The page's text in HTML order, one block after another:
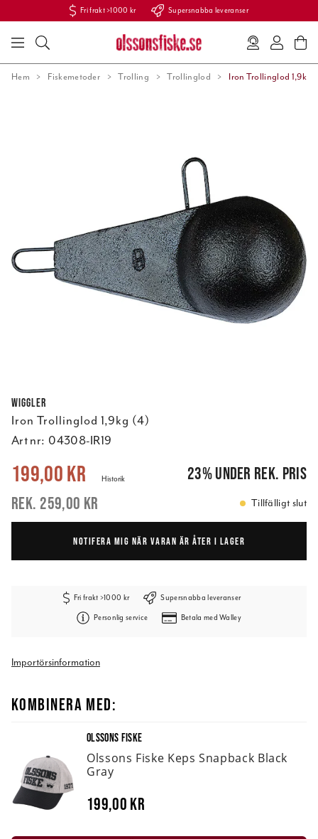
Fri frakt >1000 kr Supersnabba leveranser
Hem Fiskemetoder Trolling Trollinglod Iron Trollinglod 1,9kg
Wiggler
Iron Trollinglod 1,9kg (4)
Art nr: 04308-IR19
Nuvarande pris:199,00 kr 259,00 kr
199,00 kr
259,00 kr
Historik 23%under rek. pris
Tillfälligt slut
NOTIFERA MIG NÄR VARAN ÄR ÅTER I LAGER
Fri frakt >1000 kr Supersnabba leveranser
Personlig service Betala med Walley
Importörsinformation
KOMBINERA MED:
OLSSONS FISKE
Olssons Fiske Keps Snapback Black
Gray
199,00 kr